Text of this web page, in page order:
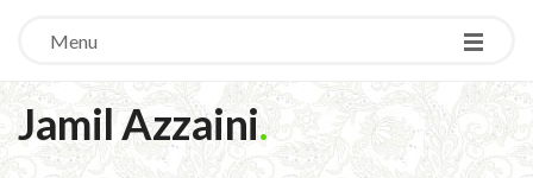
Menu
Jamil Azzaini.